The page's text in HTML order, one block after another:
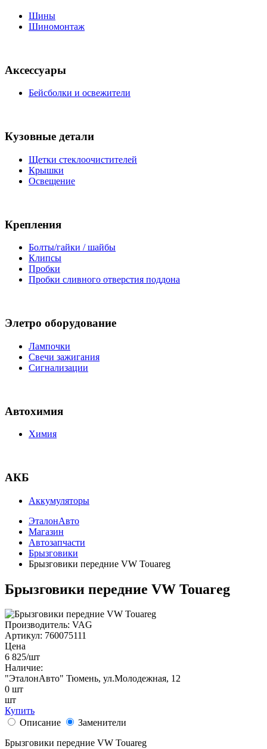
Шины
Шиномонтаж
Аксессуары
Бейсболки и освежители
Кузовные детали
Щетки стеклоочистителей
Крышки
Освещение
Крепления
Болты/гайки / шайбы
Клипсы
Пробки
Пробки сливного отверстия поддона
Элетро оборудование
Лампочки
Свечи зажигания
Сигнализации
Автохимия
Химия
АКБ
Аккумуляторы
ЭталонАвто
Магазин
Автозапчасти
Брызговики
Брызговики передние VW Touareg
Брызговики передние VW Touareg
Производитель: VAG
Артикул: 760075111
Цена
6 825/шт
Наличие:
"ЭталонАвто" Тюмень, ул.Молодежная, 12
0 шт
шт
Купить
Описание
Заменители
Брызговики передние VW Touareg